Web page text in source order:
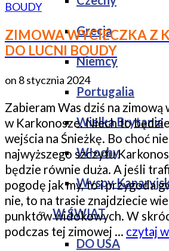
Grecja
Niemcy
Portugalia
Wielka Brytania
Włochy
Wyspy
W ŚWIAT
DO USA
ZIMOWA WYCIECZKA Z
DO LUCNI BOUDY
on 8 stycznia 2024
Zabieram Was dziś na zimową
w Karkonosze. Niech to
wejścia na Śnieżkę. Bo choć
najwyższego szczytu
będzie równie duża. A jeśli
pogodę jak my, to i przygoda
nie, to na trasie znajdziecie
punktów widokowych. W
podczas tej zimowej … czytaj